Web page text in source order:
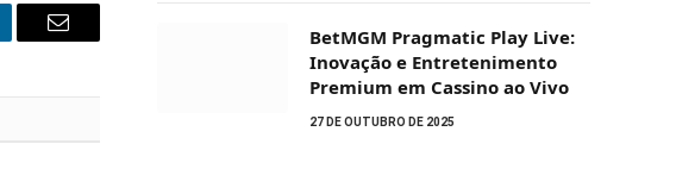
Email
BetMGM Pragmatic Play Live:
Inovação e Entretenimento
Premium em Cassino ao Vivo
27 DE OUTUBRO DE 2025